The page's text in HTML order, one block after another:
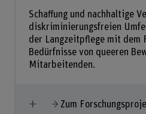
Schaffung und nachhaltige
diskriminierungsfreien
der Langzeitpflege mit dem
Bedürfnisse von queeren
Mitarbeitenden.
Mehr anzeigen
Zum